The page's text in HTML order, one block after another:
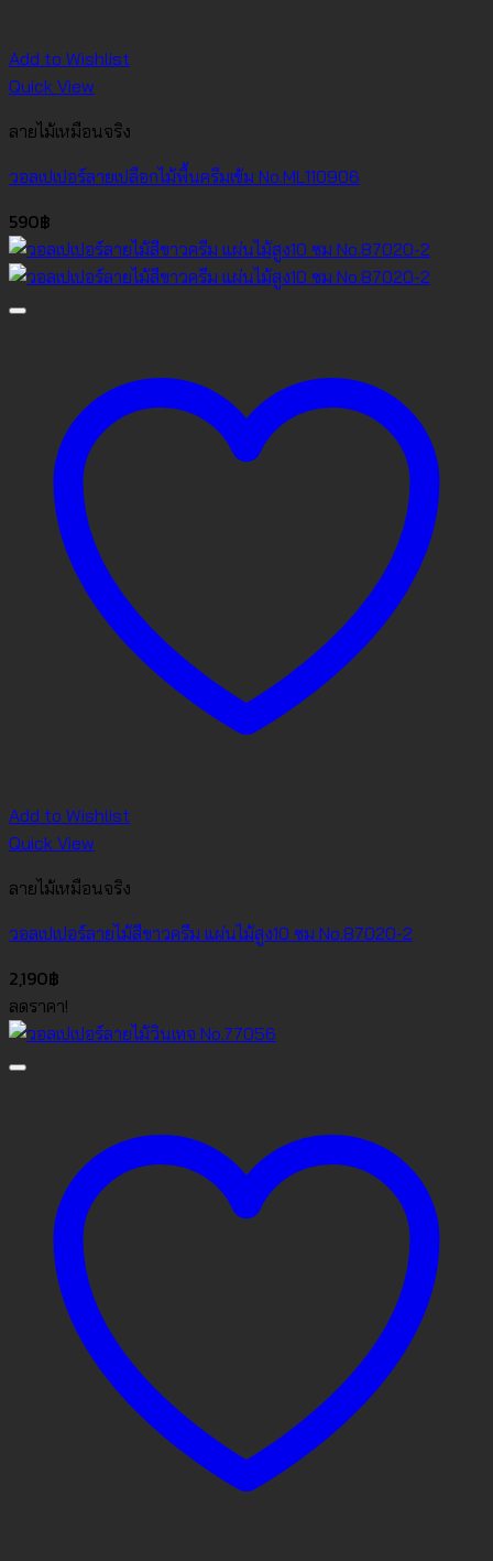
Add to Wishlist
Quick View
ลายไม้เหมือนจริง
วอลเปเปอร์ลายเปลือกไม้พื้นครีมเข้ม No.ML110906
590฿
Add to Wishlist
Quick View
ลายไม้เหมือนจริง
วอลเปเปอร์ลายไม้สีขาวครีม แผ่นไม้สูง10 ซม No.87020-2
2,190฿
ลดราคา!